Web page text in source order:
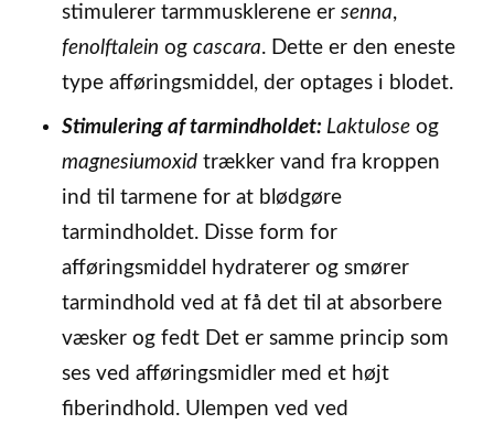
stimulerer tarmmusklerene er senna,
fenolftalein og cascara. Dette er den eneste
type afføringsmiddel, der optages i blodet.
Stimulering af tarmindholdet: Laktuloseog
magnesiumoxidtrækker vand fra kroppen
ind til tarmene for at blødgøre
tarmindholdet. Disse form for
afføringsmiddel hydraterer og smører
tarmindhold ved at få det til at absorbere
væsker og fedt Det er samme princip som
ses ved afføringsmidler med et højt
fiberindhold. Ulempen ved ved